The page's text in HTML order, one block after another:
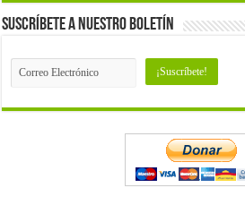
Suscríbete a nuestro Boletín